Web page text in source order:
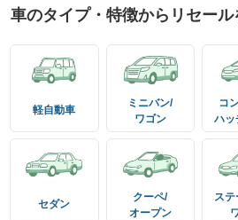
車のタイプ・特徴からリセール
軽自動車
ミニバン/
ワゴン
コ
ハッ
セダン
クーペ/
オープン
ス